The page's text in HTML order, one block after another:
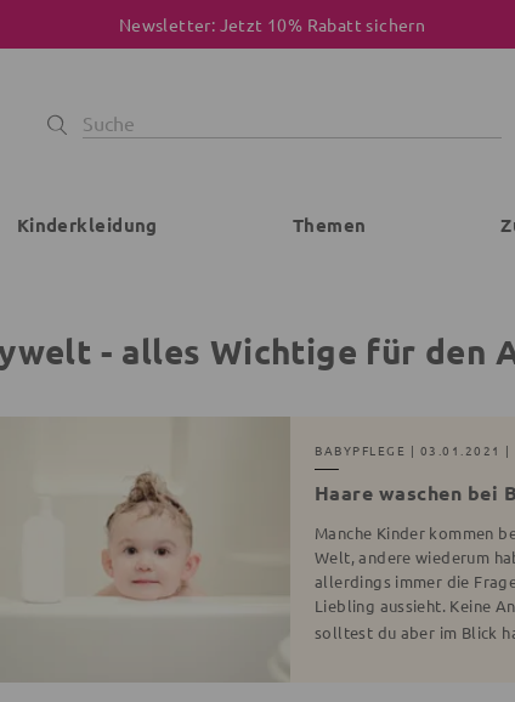
Newsletter: Jetzt 10% Rabatt sichern
Kinderkleidung Themen
- alles Wichtige für den
BABYPFLEGE | 03.01.2021 |
Haare waschen bei
Manche Kinder kommen
Welt, andere wiederum
allerdings immer die
Liebling aussieht. Keine
solltest du aber im Blick